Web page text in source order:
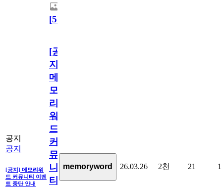
[5]
공지
공지
[공지] 메모리워
드 커뮤니티 이벤
트 중단 안내
[공
지]
메
모
리
워
드
커
뮤
니
티
memoryword 26.03.26 2천 21 1